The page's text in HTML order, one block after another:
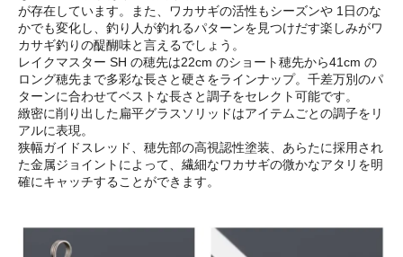
が存在しています。また、ワカサギの活性もシーズンや 1日のな
かでも変化し、釣り人が釣れるパターンを見つけだす楽しみがワ
カサギ釣りの醍醐味と言えるでしょう。
レイクマスター SH の穂先は22cm のショート穂先から41cm の
ロング穂先まで多彩な長さと硬さをラインナップ。千差万別のパ
ターンに合わせてベストな長さと調子をセレクト可能です。
緻密に削り出した扁平グラスソリッドはアイテムごとの調子をリ
アルに表現。
狭幅ガイドスレッド、穂先部の高視認性塗装、あらたに採用され
た金属ジョイントによって、繊細なワカサギの微かなアタリを明
確にキャッチすることができます。